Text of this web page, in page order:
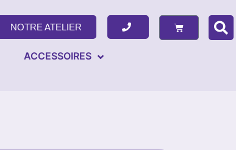
NOTRE ATELIER
ACCESSOIRES